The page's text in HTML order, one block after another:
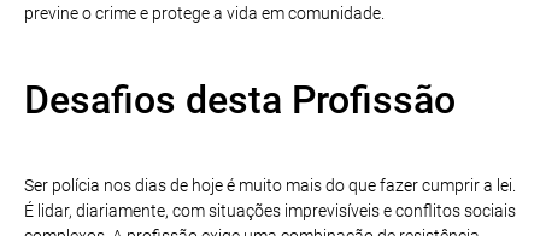
previne o crime e protege a vida em comunidade.
Desafios desta Profissão
Ser polícia nos dias de hoje é muito mais do que fazer cumprir a lei.
É lidar, diariamente, com situações imprevisíveis e conflitos sociais